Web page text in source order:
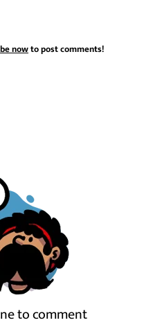
nowto post comments!
to comment